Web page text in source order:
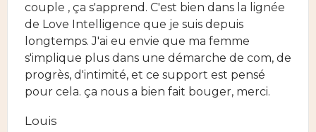
couple , ça s'apprend. C'est bien dans la lignée
de Love Intelligence que je suis depuis
longtemps. J'ai eu envie que ma femme
s'implique plus dans une démarche de com, de
progrès, d'intimité, et ce support est pensé
pour cela. ça nous a bien fait bouger, merci.
Louis